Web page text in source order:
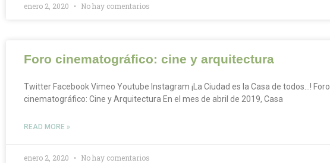
enero 2, 2020 No hay comentarios
Foro cinematográfico: cine y arquitectura
Twitter Facebook Vimeo Youtube Instagram ¡La Ciudad es la Casa de todos…! Foro
cinematográfico: Cine y Arquitectura En el mes de abril de 2019, Casa
READ MORE »
enero 2, 2020 No hay comentarios